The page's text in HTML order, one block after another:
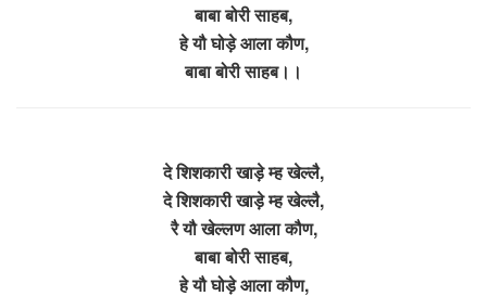
बाबा बोरी साहब,
हे यौ घोड़े आला कौण,
बाबा बोरी साहब।।
दे शिशकारी खाड़े म्ह खेल्लै,
दे शिशकारी खाड़े म्ह खेल्लै,
रै यौ खेल्लण आला कौण,
बाबा बोरी साहब,
हे यौ घोड़े आला कौण,